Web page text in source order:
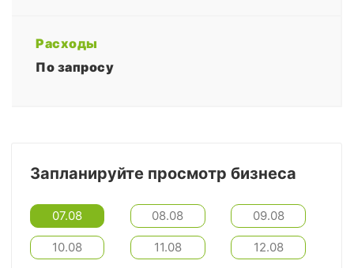
Расходы
По запросу
Запланируйте просмотр бизнеса
07.08 08.08 09.08
10.08 11.08 12.08